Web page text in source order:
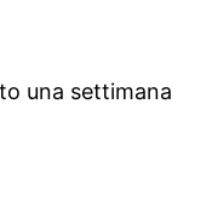
una settimana